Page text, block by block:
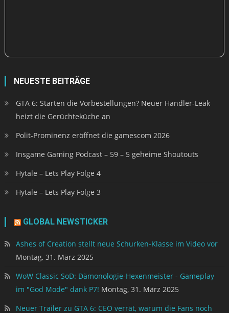
NEUESTE BEITRÄGE
GTA 6: Starten die Vorbestellungen? Neuer Händler-Leak
heizt die Gerüchteküche an
Polit-Prominenz eröffnet die gamescom 2026
Insgame Gaming Podcast – 59 – 5 geheime Shoutouts
Hytale – Lets Play Folge 4
Hytale – Lets Play Folge 3
GLOBAL NEWSTICKER
Ashes of Creation stellt neue Schurken-Klasse im Video vor
Montag, 31. März 2025
WoW Classic SoD: Dämonologie-Hexenmeister - Gameplay
im "God Mode" dank P7! Montag, 31. März 2025
Neuer Trailer zu GTA 6: CEO verrät, warum die Fans noch